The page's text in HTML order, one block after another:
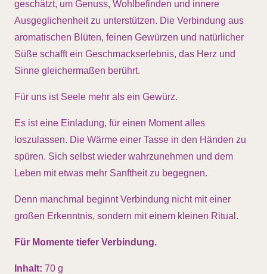
geschätzt, um Genuss, Wohlbefinden und innere
Ausgeglichenheit zu unterstützen. Die Verbindung aus
aromatischen Blüten, feinen Gewürzen und natürlicher
Süße schafft ein Geschmackserlebnis, das Herz und
Sinne gleichermaßen berührt.
Für uns ist Seele mehr als ein Gewürz.
Es ist eine Einladung, für einen Moment alles
loszulassen. Die Wärme einer Tasse in den Händen zu
spüren. Sich selbst wieder wahrzunehmen und dem
Leben mit etwas mehr Sanftheit zu begegnen.
Denn manchmal beginnt Verbindung nicht mit einer
großen Erkenntnis, sondern mit einem kleinen Ritual.
Für Momente tiefer Verbindung.
Inhalt: 70 g